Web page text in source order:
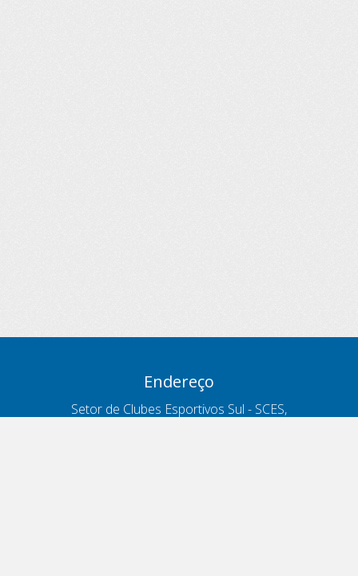
Endereço
Setor de Clubes Esportivos Sul - SCES,